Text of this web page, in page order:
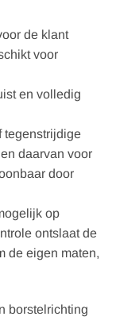
de klant
voor
en volledig
tegenstrijdige
daarvan voor
door
op
ontslaat de
de eigen maten,
borstelrichting